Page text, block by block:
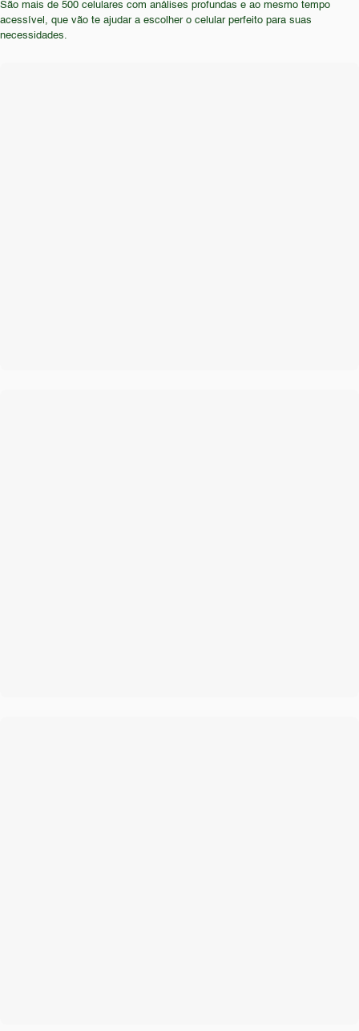
para quem busca um design moderno e elegante. O
público que busca uma experiência fluida e
São mais de 500 celulares com análises profundas e ao mesmo tempo
acessível, que vão te ajudar a escolher o celular perfeito para suas
necessidades.